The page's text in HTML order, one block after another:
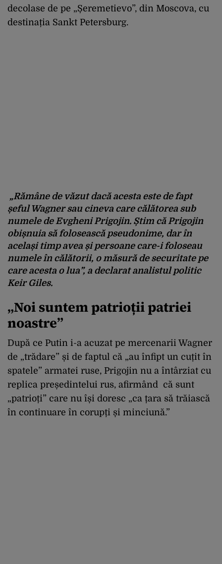
decolase de pe „Șeremetievo”, din Moscova, cu
destinația Sankt Petersburg.
„Rămâne de văzut dacă acesta este de fapt
șeful Wagner sau cineva care călătorea sub
numele de Evgheni Prigojin. Știm că Prigojin
obișnuia să folosească pseudonime, dar în
același timp avea și persoane care-i foloseau
numele în călătorii, o măsură de securitate pe
care acesta o lua”, a declarat analistul politic
Keir Giles.
„Noi suntem patrioții patriei
noastre”
După ce Putin i-a acuzat pe mercenarii Wagner
de „trădare” și de faptul că „au înfipt un cuțit în
spatele” armatei ruse, Prigojin nu a întârziat cu
replica președintelui rus, afirmând că sunt
„patrioți” care nu își doresc „ca țara să trăiască
în continuare în corupți și minciună.”